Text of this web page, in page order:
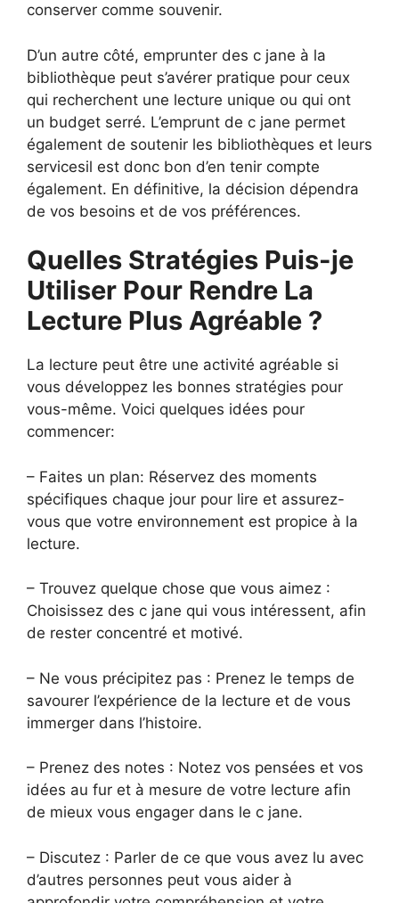
conserver comme souvenir.
D’un autre côté, emprunter des c jane à la
bibliothèque peut s’avérer pratique pour ceux
qui recherchent une lecture unique ou qui ont
un budget serré. L’emprunt de c jane permet
également de soutenir les bibliothèques et leurs
servicesil est donc bon d’en tenir compte
également. En définitive, la décision dépendra
de vos besoins et de vos préférences.
Quelles Stratégies Puis-je
Utiliser Pour Rendre La
Lecture Plus Agréable ?
La lecture peut être une activité agréable si
vous développez les bonnes stratégies pour
vous-même. Voici quelques idées pour
commencer:
– Faites un plan: Réservez des moments
spécifiques chaque jour pour lire et assurez-
vous que votre environnement est propice à la
lecture.
– Trouvez quelque chose que vous aimez :
Choisissez des c jane qui vous intéressent, afin
de rester concentré et motivé.
– Ne vous précipitez pas : Prenez le temps de
savourer l’expérience de la lecture et de vous
immerger dans l’histoire.
– Prenez des notes : Notez vos pensées et vos
idées au fur et à mesure de votre lecture afin
de mieux vous engager dans le c jane.
– Discutez : Parler de ce que vous avez lu avec
d’autres personnes peut vous aider à